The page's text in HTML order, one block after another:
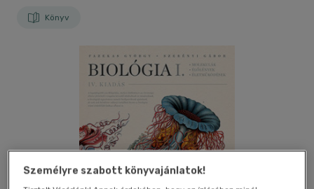
Könyv
Személyre szabott könyvajánlatok!